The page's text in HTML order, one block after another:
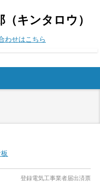
登録電気工事業者届出済票